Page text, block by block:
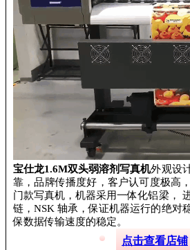
宝仕龙1.6M双头弱溶剂写真机外观设
靠，品牌传播度好，客户认可度极高
门款写真机，机器采用一体化铝梁，
链，NSK 轴承，保证机器运行的绝对
保数据传输速度的稳定。
点击查看店铺